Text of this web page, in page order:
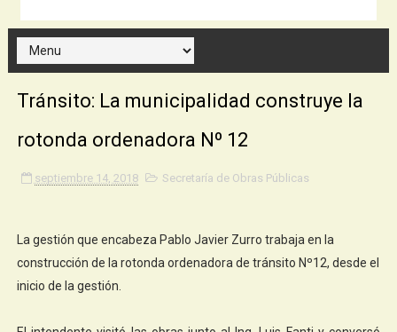
Tránsito: La municipalidad construye la
rotonda ordenadora Nº 12
septiembre 14, 2018 Secretaría de Obras Públicas
La gestión que encabeza Pablo Javier Zurro trabaja en la
construcción de la rotonda ordenadora de tránsito Nº12, desde el
inicio de la gestión.